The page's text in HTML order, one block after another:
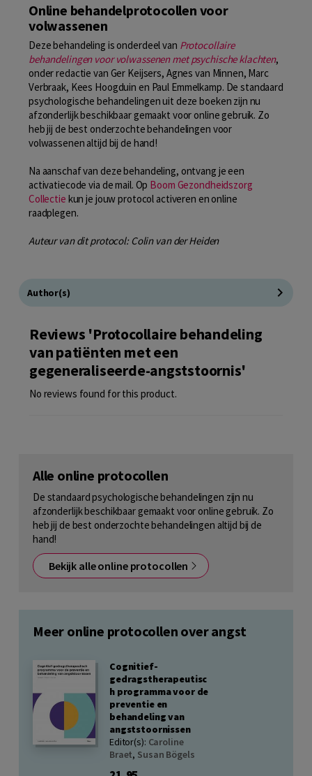
Online behandelprotocollen voor
volwassenen
Deze behandeling is onderdeel van Protocollaire
behandelingen voor volwassenen met psychische klachten,
onder redactie van Ger Keijsers, Agnes van Minnen, Marc
Verbraak, Kees Hoogduin en Paul Emmelkamp. De standaard
psychologische behandelingen uit deze boeken zijn nu
afzonderlijk beschikbaar gemaakt voor online gebruik. Zo
heb jij de best onderzochte behandelingen voor
volwassenen altijd bij de hand!
Na aanschaf van deze behandeling, ontvang je een
activatiecode via de mail. Op Boom Gezondheidszorg
Collectie kun je jouw protocol activeren en online
raadplegen.
Auteur van dit protocol: Colin van der Heiden
Author(s)
Reviews 'Protocollaire behandeling
van patiënten met een
gegeneraliseerde-angststoornis'
No reviews found for this product.
Alle online protocollen
De standaard psychologische behandelingen zijn nu
afzonderlijk beschikbaar gemaakt voor online gebruik. Zo
heb jij de best onderzochte behandelingen altijd bij de
hand!
Bekijk alle online protocollen
Meer online protocollen over angst
Cognitief-
gedragstherapeutisc
h programma voor de
preventie en
behandeling van
angststoornissen
Editor(s): Caroline
Braet, Susan Bögels